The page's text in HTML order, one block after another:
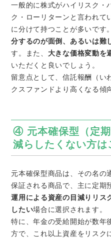
一般的に株式がハイリスク・
ク・ローリターンと言われて
に分けて持つことが多いです
分するのが面倒、あるいは難
す。また、 大きな価格変動を
いただくと良いでしょう。
留意点として、信託報酬（い
クスファンドより高くなる傾
④ 元本確保型（定
減らしたくない方は
元本確保型商品は、その名の
保証される商品で、主に定期
運用による資産の目減りリス
したい場合に選択されます。
特に、年金の受給開始が数年
方で、これ以上資産をリスク